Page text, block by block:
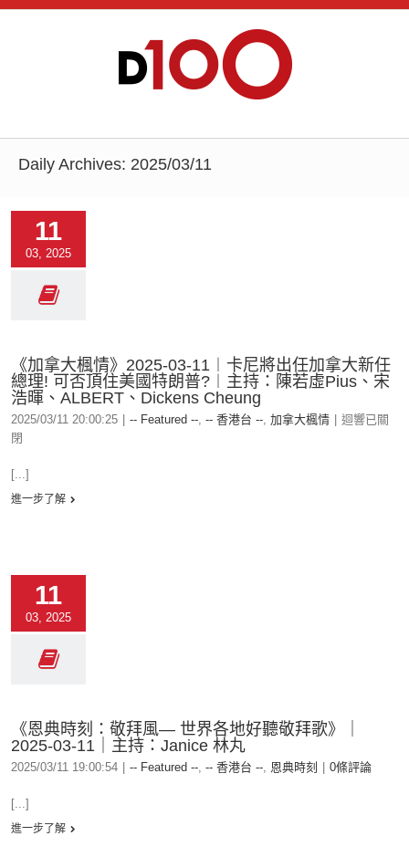
Daily Archives: 2025/03/11
11
03, 2025
《加拿大楓情》2025-03-11︱卡尼將出任加拿大新任
總理! 可否頂住美國特朗普?︱主持：陳若虛Pius、宋
浩暉、ALBERT、Dickens Cheung
2025/03/11 20:00:25 -- Featured --, -- 香港台 --, 加拿大楓情
迴響已關
閉
[...]
進一步了解
11
03, 2025
《恩典時刻：敬拜風— 世界各地好聽敬拜歌》｜
2025-03-11｜主持：Janice 林丸
2025/03/11 19:00:54 -- Featured --, -- 香港台 --, 恩典時刻 0條評論
[...]
進一步了解